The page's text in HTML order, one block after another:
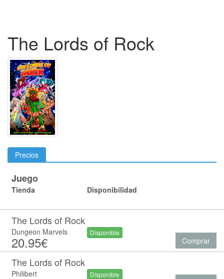
The Lords of Rock
Precios
Juego
Tienda Disponibilidad
The Lords of Rock
Dungeon Marvels
20.95€
Disponible
Comprar
The Lords of Rock
Philibert Disponible